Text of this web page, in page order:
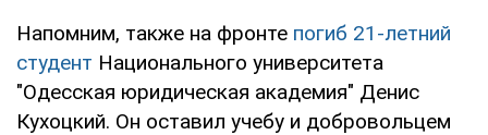
Напомним, также на фронте погиб 21-летний
студент Национального университета
"Одесская юридическая академия" Денис
Кухоцкий. Он оставил учебу и добровольцем